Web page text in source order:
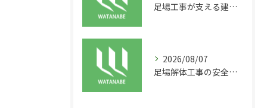
足場工事が支える建物の長寿命化と外装塗装の重要性
2026/08/07
足場解体工事の安全性と効率化のポイント